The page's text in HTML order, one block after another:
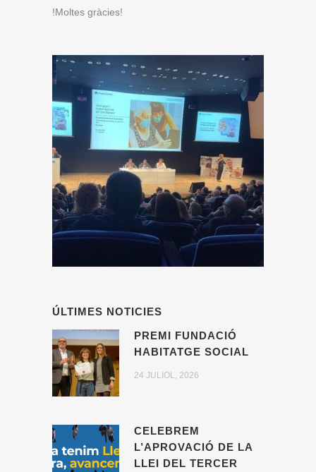
!Moltes gràcies!
ÚLTIMES NOTICIES
PREMI FUNDACIÓ
HABITATGE SOCIAL
24 JULIOL, 2026
CELEBREM
L’APROVACIÓ DE LA
LLEI DEL TERCER